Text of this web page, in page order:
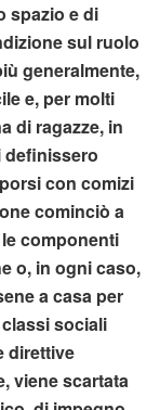
spazio e di
sul ruolo
generalmente,
e, per molti
di ragazze, in
definissero
con comizi
cominciò a
componenti
o, in ogni caso,
a casa per
sociali
direttive
viene scartata